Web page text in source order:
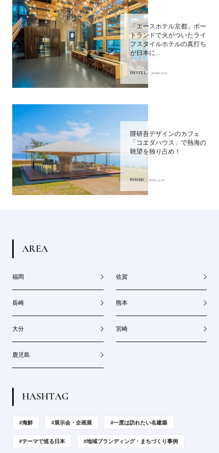
「エースホテル京都」ポー
トランドで火がついたライ
フスタイルホテルの真打ち
が日本に...
HOTEL 2020.11.9
隈研吾デザインのカフェ
「コエダハウス」で熱海の
眺望を独り占め！
FOOD 2021.4.10
AREA
福岡 佐賀
長崎 熊本
大分 宮崎
鹿児島
HASHTAG
#海鮮 #展示会・企画展 #一度は訪れたい名建築
#テーマで巡る日本 #地域ブランディング・まちづくり事例